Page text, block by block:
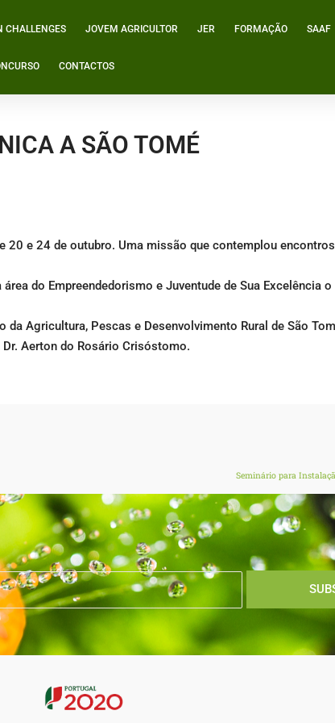
CHALLENGES JOVEM AGRICULTOR JER FORMAÇÃO SAAF
CONTACTOS
A SÃO TOMÉ
e 24 de outubro. Uma missão que contemplou
do Empreendedorismo e Juventude de Sua Excelência
Agricultura, Pescas e Desenvolvimento Rural de São
Aerton do Rosário Crisóstomo.
Seminário para